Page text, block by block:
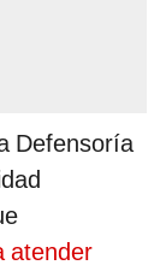
Defensoría
atender